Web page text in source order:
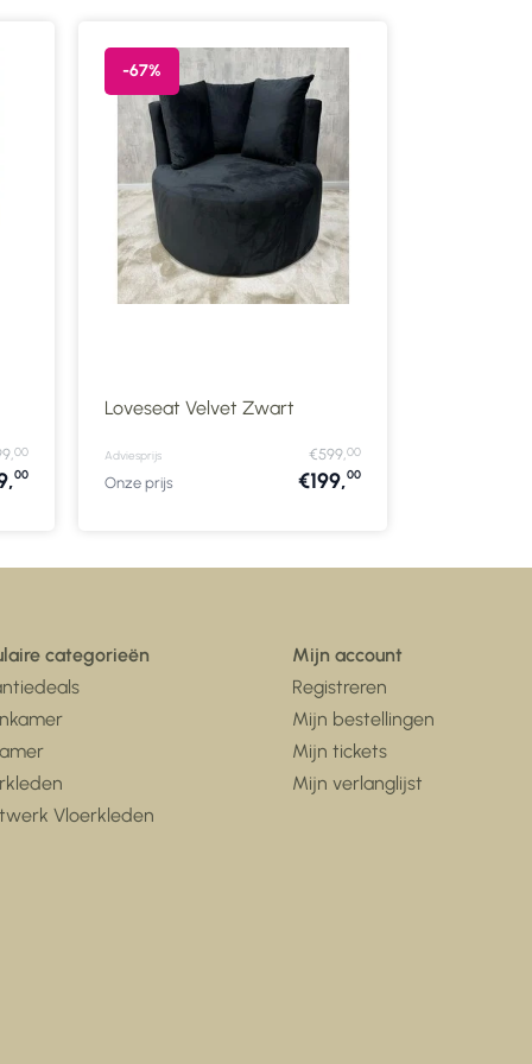
00
00
-67%
Loveseat Velvet Zwart
Adviesprijs €599,00
Onze prijs €199,00
categorieën
Vloerkleden
Mijn account
Registreren
Mijn bestellingen
Mijn tickets
Mijn verlanglijst